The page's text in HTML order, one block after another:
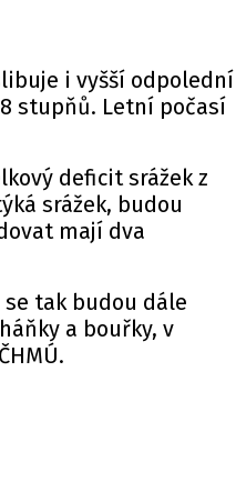
i vyšší odpolední
stupňů. Letní počasí
deficit srážek z
srážek, budou
mají dva
tak budou dále
a bouřky, v